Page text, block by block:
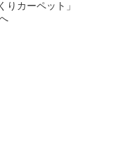
カーペット」